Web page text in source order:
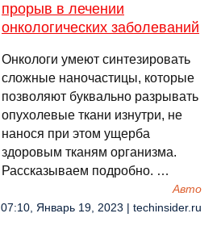
прорыв в лечении
онкологических заболеваний
Онкологи умеют синтезировать
сложные наночастицы, которые
позволяют буквально разрывать
опухолевые ткани изнутри, не
нанося при этом ущерба
здоровым тканям организма.
Рассказываем подробно. …
Авто
07:10, Январь 19, 2023 | techinsider.ru